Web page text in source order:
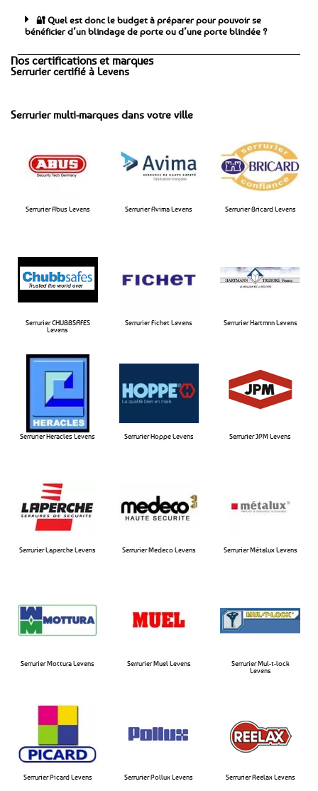
🔐 Quel est donc le budget à préparer pour pouvoir se
bénéficier d’un blindage de porte ou d’une porte blindée ?
Nos certifications et marques
Serrurier certifié à Levens
Serrurier multi-marques dans votre ville
Serrurier Abus Levens Serrurier Avima Levens​ Serrurier Bricard Levens​
Serrurier CHUBBSAFES
Levens​
Serrurier Fichet Levens​ Serrurier Hartmnn Levens​
Serrurier Heracles Levens​ Serrurier Hoppe Levens​ Serrurier JPM Levens​
Serrurier Laperche Levens​ Serrurier Medeco Levens​ Serrurier Métalux Levens​
Serrurier Mottura Levens​ Serrurier Muel Levens​
Serrurier Mul-t-lock
Levens​
Serrurier Picard Levens Serrurier Pollux Levens​ Serrurier Reelax Levens​